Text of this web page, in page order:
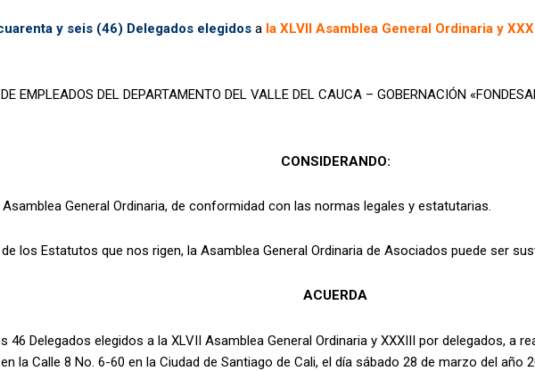
y seis (46) Delegados elegidos a la XLVII Asamblea General Ordinaria y
EMPLEADOS DEL DEPARTAMENTO DEL VALLE DEL CAUCA – GOBERNACIÓN
CONSIDERANDO:
General Ordinaria, de conformidad con las normas legales y estatutarias.
los Estatutos que nos rigen, la Asamblea General Ordinaria de Asociados puede ser
ACUERDA
46 Delegados elegidos a la XLVII Asamblea General Ordinaria y XXXIII por delegados, a
la Calle 8 No. 6-60 en la Ciudad de Santiago de Cali, el día sábado 28 de marzo del año